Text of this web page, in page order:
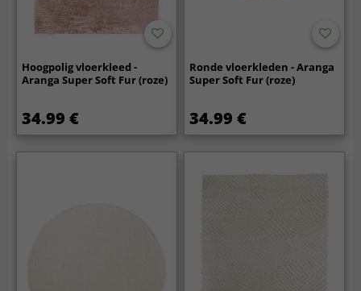
Hoogpolig vloerkleed -
Aranga Super Soft Fur (roze)
34.99 €
Ronde vloerkleden - Aranga
Super Soft Fur (roze)
34.99 €